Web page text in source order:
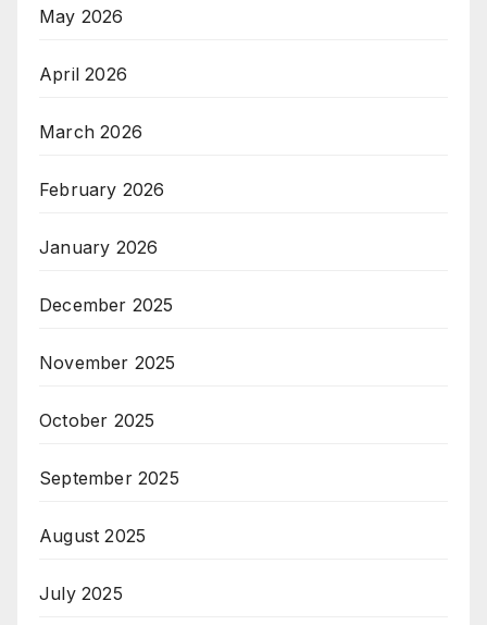
May 2026
April 2026
March 2026
February 2026
January 2026
December 2025
November 2025
October 2025
September 2025
August 2025
July 2025